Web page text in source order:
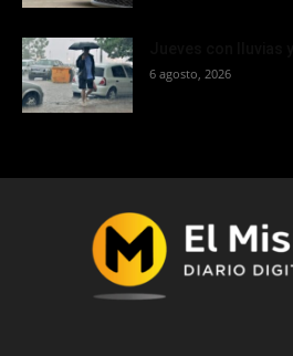
6 agosto, 2026